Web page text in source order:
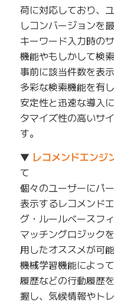
荷に対応しており、
しコンバージョンを
キーワード入力時の
機能やもしかして検
事前に該当件数を表
多彩な検索機能を有
安定性と迅速な導入
タマイズ性の高いサ
す。
▼ レコメンドエンジ
て
個々のユーザーにパ
表示するレコメンド
グ・ルールベースフ
マッチングロジック
用したオススメが可能
機械学習機能によっ
履歴などの行動履歴
握し、気候情報やト